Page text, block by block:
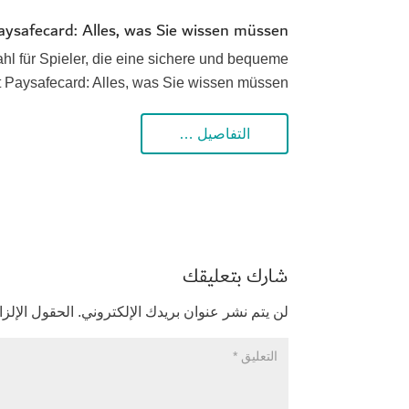
Alles, was Sie wissen müssen
für Spieler, die eine sichere und bequeme
Alles, was Sie wissen müssen
التفاصيل …
شارك بتعليقك
لن يتم نشر عنوان بريدك الإلكتروني. الحقول